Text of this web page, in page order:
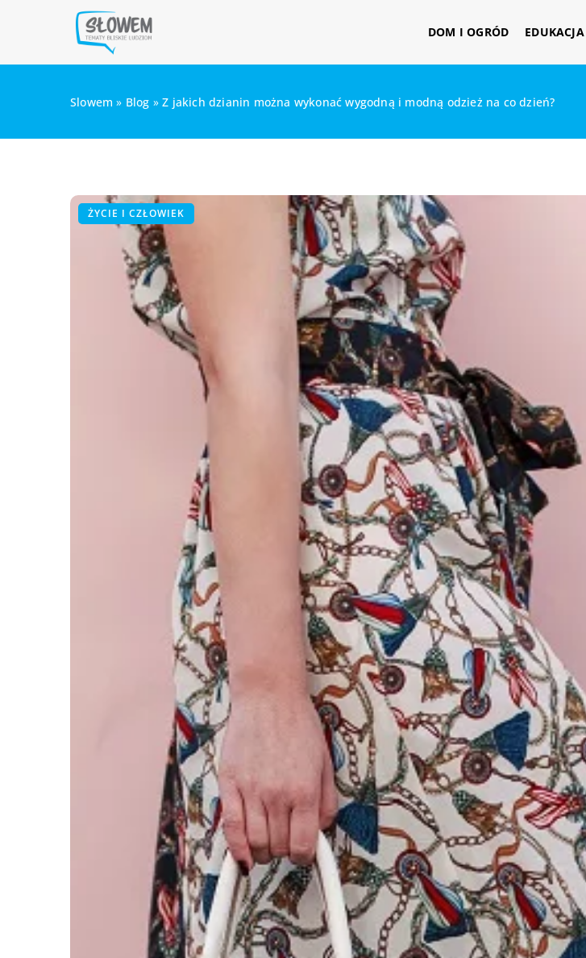
DOM I OGRÓD EDUKACJA
Slowem » Blog »Z jakich dzianin można wykonać wygodną i modną odzież na co dzień?
ŻYCIE I CZŁOWIEK